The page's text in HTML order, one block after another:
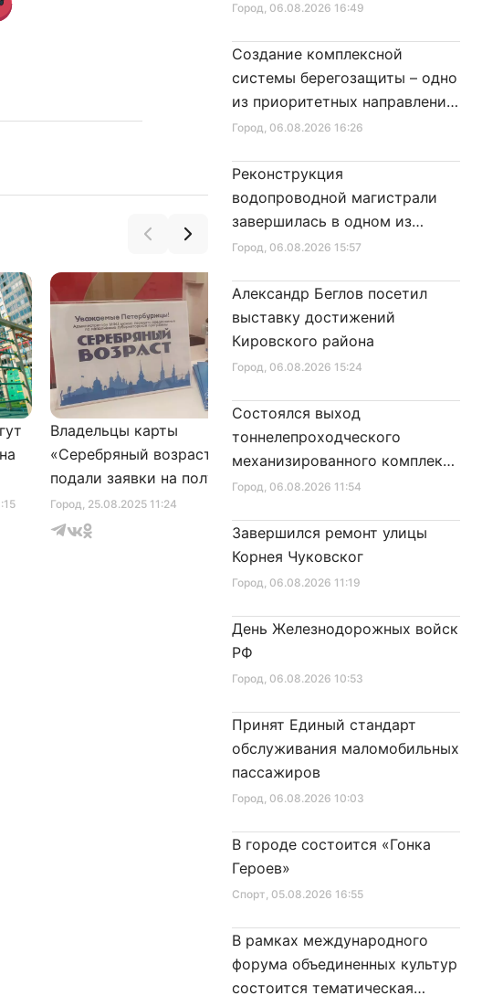
Город, 25.08.2025 11:24
Владельцы карты
«Серебряный возраст»
подали заявки на получение
сертификата для посещения
музеев
Александр Беглов подписал
Закон «О внесении изменения
в Закон Санкт‑Петербурга
Санкт‑Петербурга»
Город, 06.08.2026 16:49
Город, 06.08.2026 16:26
Создание комплексной
системы берегозащиты – одно
из приоритетных направлений
развития Петербурга
Город, 06.08.2026 15:57
Реконструкция
водопроводной магистрали
завершилась в одном из
районов города
Город, 06.08.2026 15:24
Александр Беглов посетил
выставку достижений
Кировского района
Город, 06.08.2026 11:54
Состоялся выход
тоннелепроходческого
механизированного комплекса
«Надежда» на поверхность
Город, 06.08.2026 11:19
Завершился ремонт улицы
Корнея Чуковског
Город, 06.08.2026 10:53
День Железнодорожных войск
РФ
Город, 06.08.2026 10:03
Принят Единый стандарт
обслуживания маломобильных
пассажиров
Спорт, 05.08.2026 16:55
В городе состоится «Гонка
Героев»
В рамках международного
форума объединенных культур
состоится тематическая